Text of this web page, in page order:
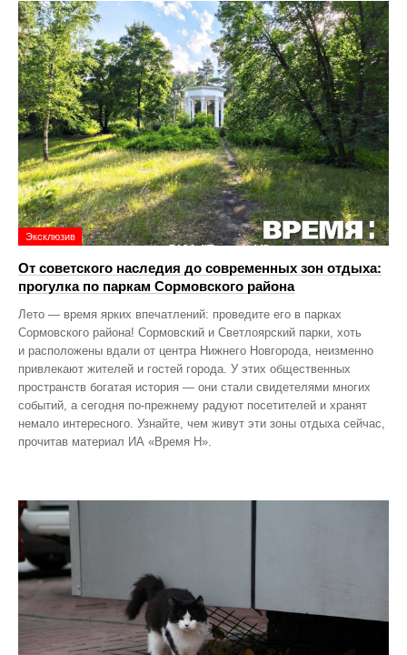
Эксклюзив
От советского наследия до современных зон отдыха:
прогулка по паркам Сормовского района
Лето — время ярких впечатлений: проведите его в парках
Сормовского района! Сормовский и Светлоярский парки, хоть
и расположены вдали от центра Нижнего Новгорода, неизменно
привлекают жителей и гостей города. У этих общественных
пространств богатая история — они стали свидетелями многих
событий, а сегодня по‑прежнему радуют посетителей и хранят
немало интересного. Узнайте, чем живут эти зоны отдыха сейчас,
прочитав материал ИА «Время Н».